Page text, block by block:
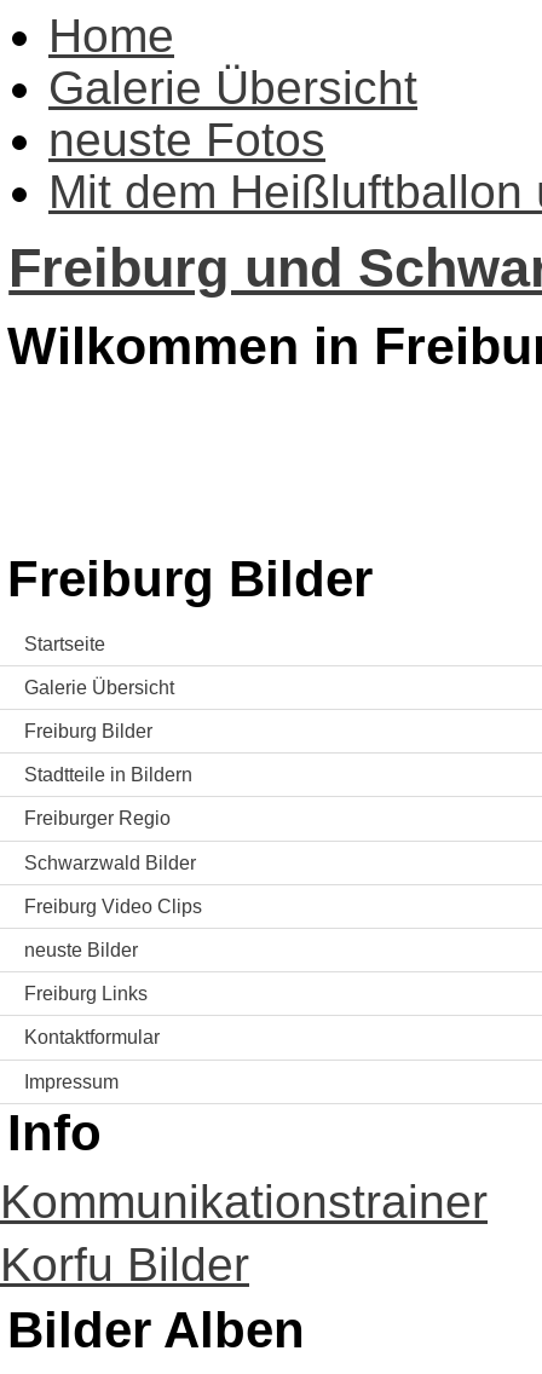
Home
Galerie Übersicht
neuste Fotos
Mit dem Heißluftballon
Freiburg und
Wilkommen in
Freiburg Bilder
Startseite
Galerie Übersicht
Freiburg Bilder
Stadtteile in Bildern
Freiburger Regio
Schwarzwald Bilder
Freiburg Video Clips
neuste Bilder
Freiburg Links
Kontaktformular
Impressum
Info
Kommunikationstrainer
Korfu Bilder
Bilder Alben